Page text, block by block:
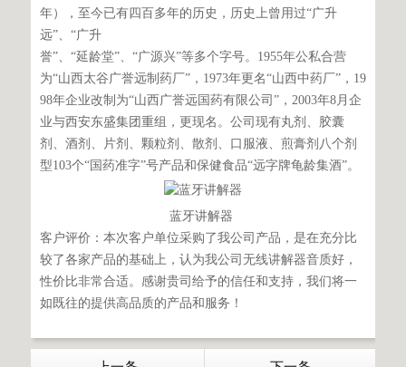
年），至今已有四百多年的历史，历史上曾用过“广升
远”、“广升
誉”、“延龄堂”、“广源兴”等多个字号。1955年公私合营
为“山西太谷广誉远制药厂”，1973年更名“山西中药厂”，19
98年企业改制为“山西广誉远国药有限公司”，2003年8月企
业与西安东盛集团重组，更现名。公司现有丸剂、胶囊
剂、酒剂、片剂、颗粒剂、散剂、口服液、煎膏剂八个剂
型103个“国药准字”号产品和保健食品“远字牌龟龄集酒”。
蓝牙讲解器
客户评价：本次客户单位采购了我公司产品，是在充分比
较了各家产品的基础上，认为我公司无线讲解器音质好，
性价比非常合适。感谢贵司给予的信任和支持，我们将一
如既往的提供高品质的产品和服务！